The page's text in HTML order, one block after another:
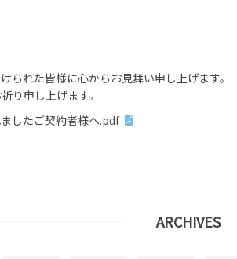
れた皆様に心からお見舞い申し上げます。
り申し上げます。
したご契約者様へ.pdf
ARCHIVES